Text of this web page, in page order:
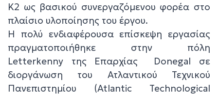
Κ2 ως βασικού συνεργαζόμενου φορέα στο
πλαίσιο υλοποίησης του έργου.
Η πολύ ενδιαφέρουσα επίσκεψη εργασίας
πραγματοποιήθηκε στην πόλη
Letterkenny της Επαρχίας Donegal σε
διοργάνωση του Ατλαντικού Τεχνικού
Πανεπιστημίου (Atlantic Technological